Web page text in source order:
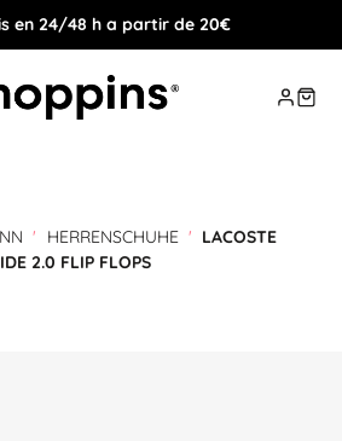
en 24/48 h a partir de 20€
' HERRENSCHUHE ' LACOSTE
2.0 FLIP FLOPS